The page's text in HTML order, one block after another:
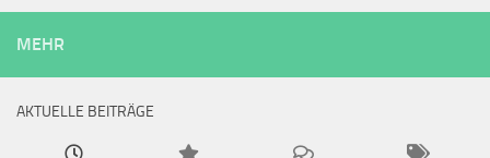
MEHR
AKTUELLE BEITRÄGE